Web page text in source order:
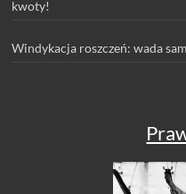
kwoty!
Windykacja roszczeń: wada